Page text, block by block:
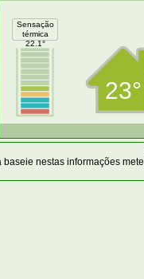
Sensação
térmica
22.1°
23°
baseie nestas informações